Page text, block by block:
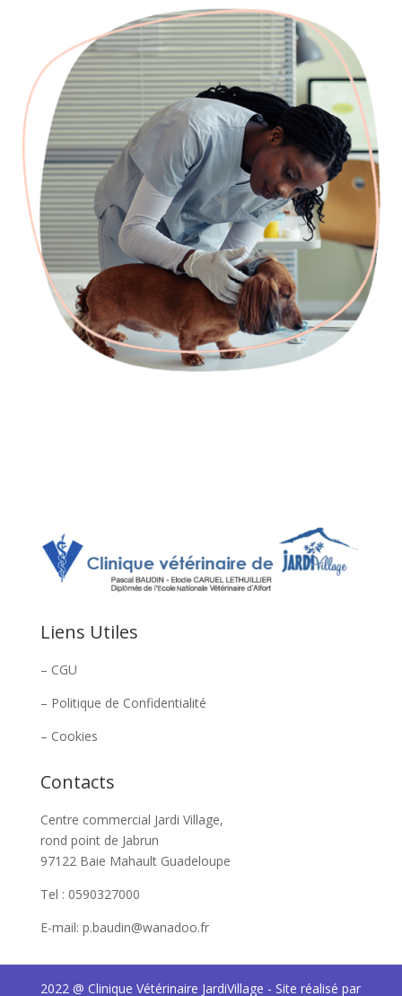
Liens Utiles
– CGU
– Politique de Confidentialité
– Cookies
Contacts
Centre commercial Jardi Village,
rond point de Jabrun
97122 Baie Mahault Guadeloupe
Tel : 0590327000
E-mail: p.baudin@wanadoo.fr
2022 @ Clinique Vétérinaire JardiVillage - Site réalisé par